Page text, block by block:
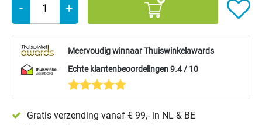
- +
Meervoudig winnaar Thuiswinkelawards
Echte klantenbeoordelingen 9.4 / 10
Gratis verzending vanaf € 99,- in NL & BE